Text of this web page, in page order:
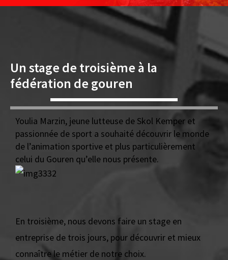
Un stage de troisième à la
fédération de gouren
Youlia Marzin, jeune lutteuse de Skol Kemper et
passionnée de sport a souhaité découvrir le monde
de l’animation sportive et plus particulièrement
celui du Gouren qu’elle nous présente.
En troisième, nous devons faire un stage en
entreprise de trois jours, pour découvrir et mieux
connaître le métier de notre choix.